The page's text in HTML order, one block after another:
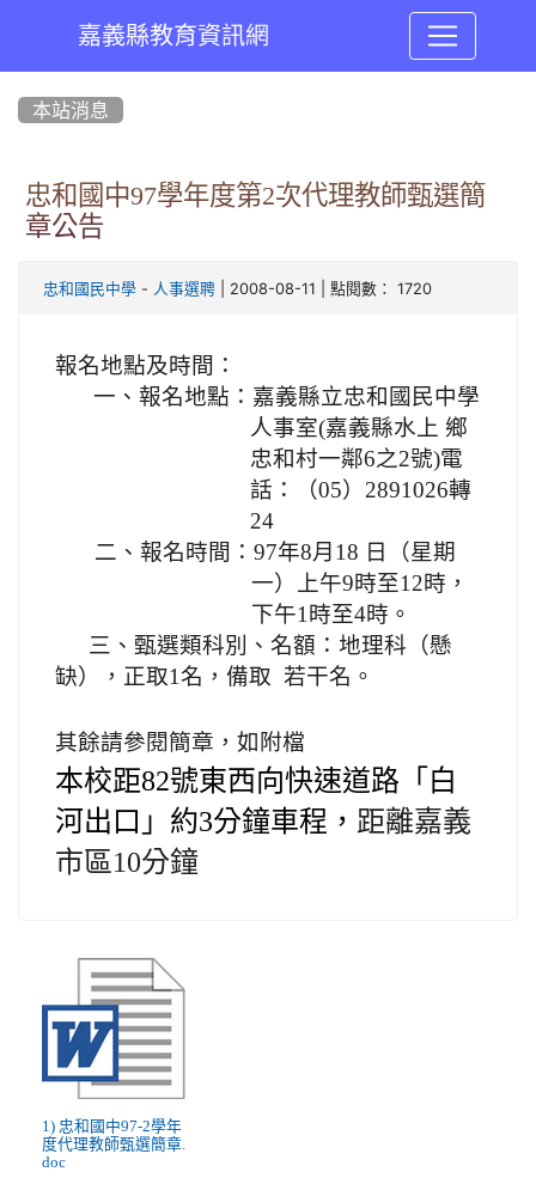
嘉義縣教育資訊網
本站消息
忠和國中97學年度第2次代理教師甄選簡
章公告
忠和國民中學 - 人事選聘 | 2008-08-11 | 點閱數： 1720
報名地點及時間：
一、報名地點：嘉義縣立忠和國民中學
人事室(嘉義縣水上 鄉
忠和村一鄰6之2號)電
話：（05） 2891026轉
24
二、報名時間：97年8月 18 日（星期
一）上午9時至12時，
下午1 時至4時。
三、甄選類科別、名額：地理科（懸
缺），正取1名，備取 若干名。
其餘請參閱簡章，如附檔
本校距82號東西向快速道路「白
河出口」約3分鐘車程， 距離嘉義
市區10分鐘
1) 忠和國中97-2學年
度代理教師甄選簡章.
doc